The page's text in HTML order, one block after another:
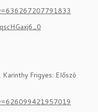
Frigyes: Előszó